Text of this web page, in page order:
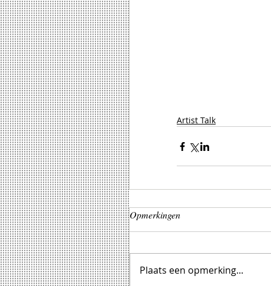
Artist Talk
Opmerkingen
Plaats een opmerking...